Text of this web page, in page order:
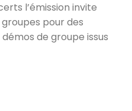
l’émission invite
pour des
de groupe issus